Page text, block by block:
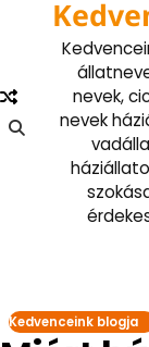
nevek,
nevek
Kedvenceink blogja